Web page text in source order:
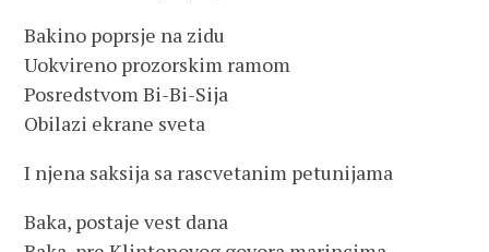
Bakino poprsje na zidu
Uokvireno prozorskim ramom
Posredstvom Bi-Bi-Sija
Obilazi ekrane sveta
I njena saksija sa rascvetanim petunijama
Baka, postaje vest dana